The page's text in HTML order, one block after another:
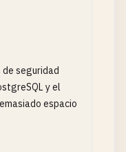
seguridad
y el
espacio